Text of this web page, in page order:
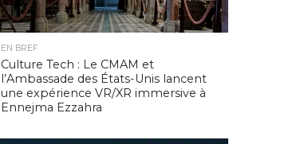
EN BREF
Culture Tech : Le CMAM et
l’Ambassade des États-Unis lancent
une expérience VR/XR immersive à
Ennejma Ezzahra